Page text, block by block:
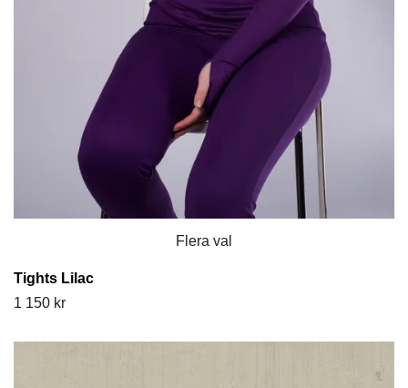
Flera val
Tights Lilac
1 150 kr